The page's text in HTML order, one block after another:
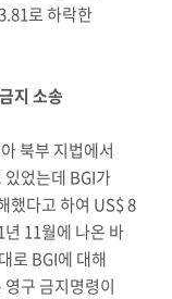
로 하락한
지 소송
북부 지법에서
었는데 BGI가
했다고 하여 US$ 8
11월에 나온 바
로 BGI에 대해
구 금지명령이